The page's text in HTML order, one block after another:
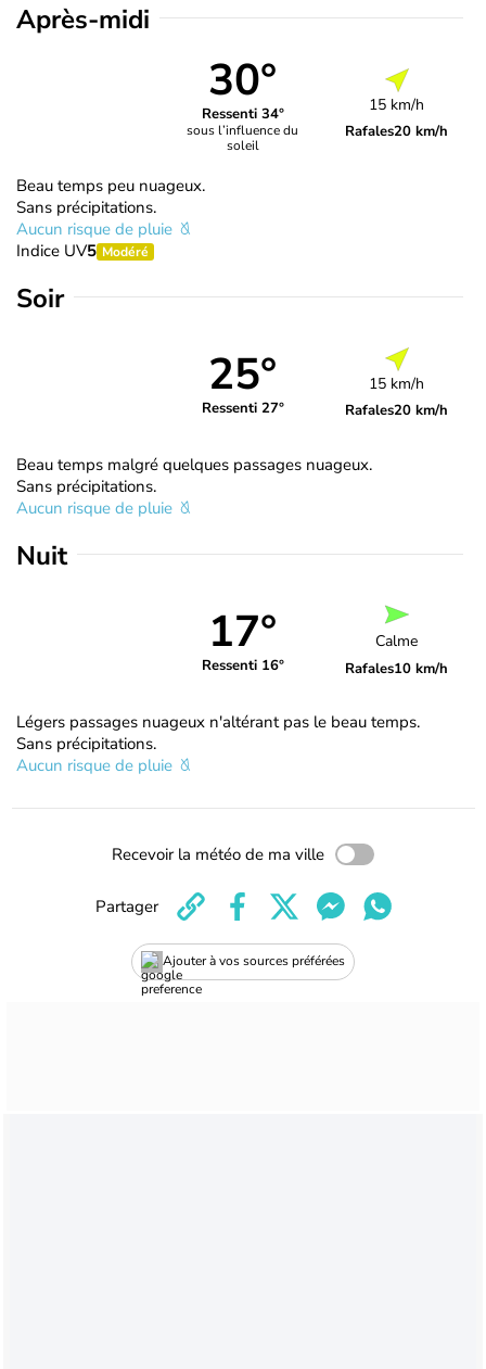
Après-midi
30°
Ressenti 34°
sous l’influence du
soleil
15 km/h
Rafales20 km/h
Beau temps peu nuageux.
Sans précipitations.
Aucun risque de pluie
Indice UV5 Modéré
Soir
25°
Ressenti 27°
15 km/h
Rafales20 km/h
Beau temps malgré quelques passages nuageux.
Sans précipitations.
Aucun risque de pluie
Nuit
17°
Ressenti 16°
Calme
Rafales10 km/h
Légers passages nuageux n'altérant pas le beau temps.
Sans précipitations.
Aucun risque de pluie
Recevoir la météo de ma ville
Ajouter à vos sources préférées
Partager